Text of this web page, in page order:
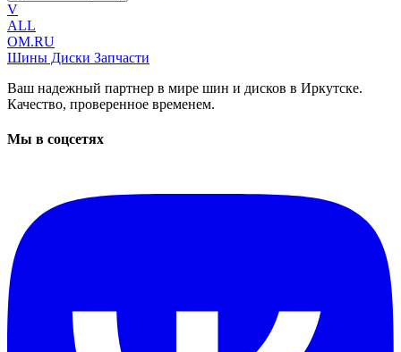
V
ALL
OM.RU
Шины Диски Запчасти
Ваш надежный партнер в мире шин и дисков в Иркутске.
Качество, проверенное временем.
Мы в соцсетях